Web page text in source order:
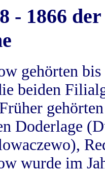
- 1866
gehörten
beiden
Doderlage
wurde im